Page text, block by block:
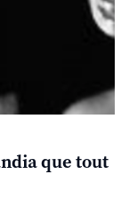
que tout